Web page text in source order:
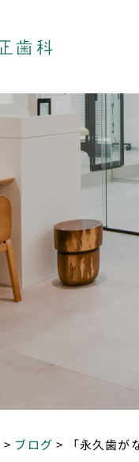
> ブログ > 「永久歯が